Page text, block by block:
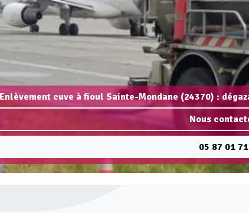
Enlèvement cuve à fioul Sainte-Mondane (24370) :
Nous
05 87 01